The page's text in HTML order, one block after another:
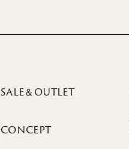
SALE＆OUTLET
CONCEPT